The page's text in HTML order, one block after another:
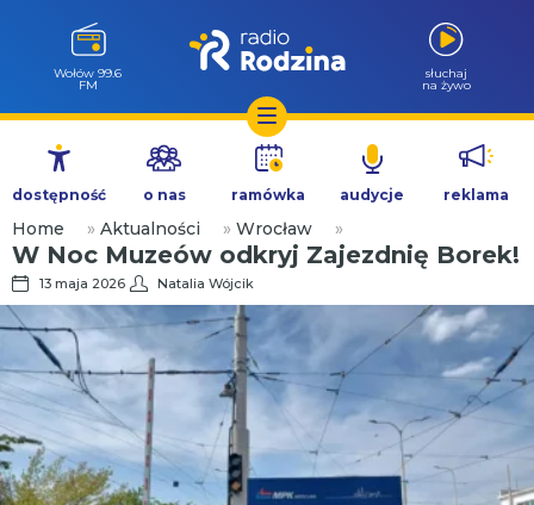
Przejdź
treści
Milicz 88.5
FM
słuchaj
na żywo
dostępność o nas ramówka audycje reklama
Home » Aktualności » Wrocław »
W Noc Muzeów odkryj Zajezdnię Borek!
13 maja 2026 Natalia Wójcik